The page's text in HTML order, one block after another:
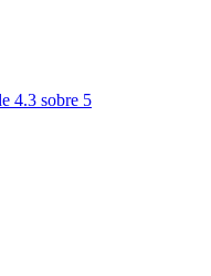
4.3 sobre 5